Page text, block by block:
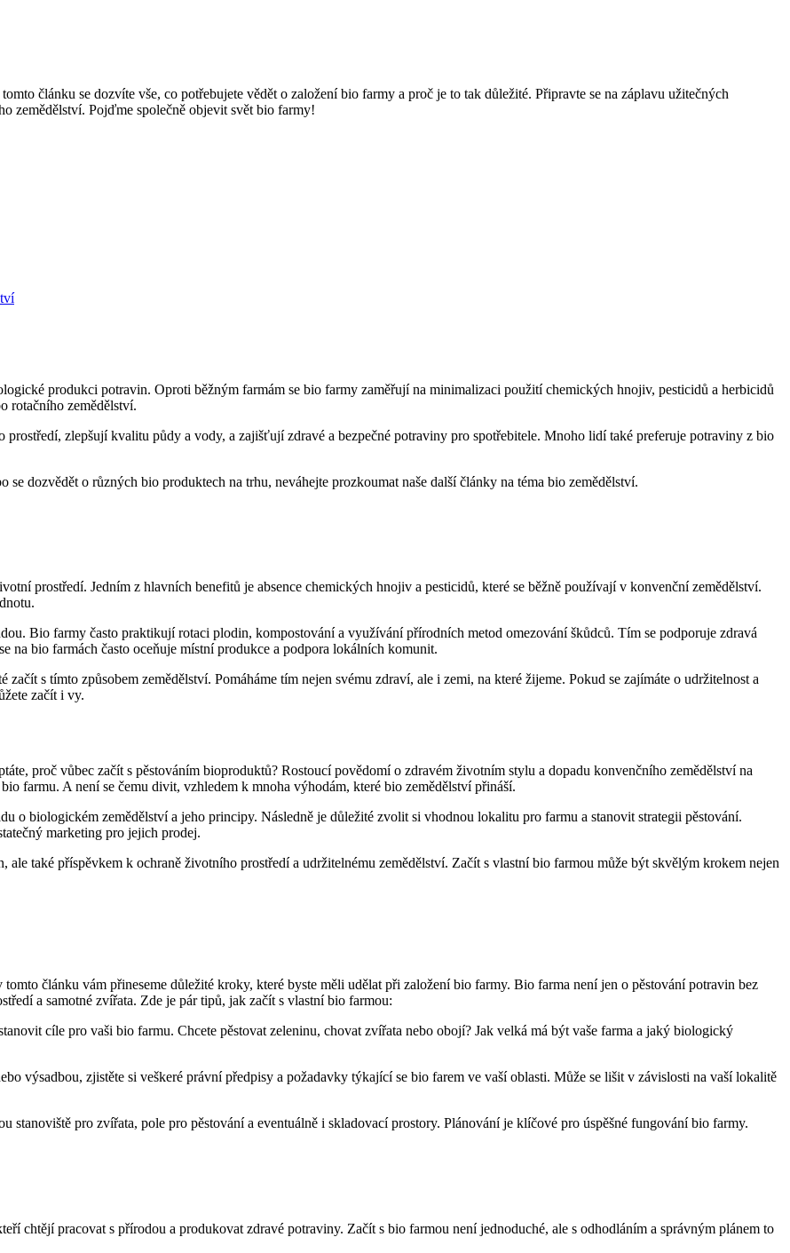
článku ⁢se dozvíte vše, co potřebujete vědět o založení bio farmy a proč ‌je to tak důležité. Připravte ⁤se na záplavu užitečných
zemědělství. Pojďme společně objevit⁢ svět bio farmy!
produkci potravin. Oproti běžným farmám se bio⁤ farmy zaměřují na minimalizaci ⁤použití chemických hnojiv, pesticidů a ⁤herbicidů
rotačního zemědělství.
zlepšují kvalitu půdy a vody, a zajišťují zdravé a bezpečné potraviny pro spotřebitele. Mnoho lidí také preferuje​ potraviny z bio
dozvědět o různých⁤ bio produktech na trhu, neváhejte prozkoumat naše další články na téma bio zemědělství.
prostředí. Jedním z hlavních benefitů je​ absence chemických hnojiv a pesticidů, které se běžně používají v‍ konvenční zemědělství.
Bio farmy často praktikují rotaci ‍plodin, kompostování a využívání přírodních metod omezování škůdců. Tím⁢ se podporuje zdravá
na bio‍ farmách často oceňuje ⁢místní produkce a podpora lokálních komunit.
s tímto způsobem zemědělství. Pomáháme tím nejen svému zdraví, ale i​ zemi, na které žijeme. Pokud se zajímáte o udržitelnost a
začít i ⁣vy.
proč vůbec začít s pěstováním bioproduktů? Rostoucí povědomí o ⁣zdravém životním stylu a dopadu ‌konvenčního zemědělství na
farmu. A není se čemu divit, vzhledem k mnoha výhodám, které bio zemědělství přináší.
o biologickém⁤ zemědělství a jeho principy. Následně je důležité ​zvolit si vhodnou ⁣lokalitu pro farmu a stanovit strategii pěstování.
marketing pro jejich prodej.
ale také příspěvkem k ochraně životního prostředí a udržitelnému zemědělství. Začít s vlastní bio farmou ​může být skvělým krokem nejen
článku vám přineseme důležité ⁢kroky, které ​byste měli⁤ udělat při založení bio farmy. Bio farma⁣ není ⁤jen o pěstování potravin bez
a samotné zvířata. Zde je pár tipů, jak začít s vlastní bio farmou:
cíle pro vaši‌ bio farmu. Chcete pěstovat zeleninu, chovat zvířata nebo obojí? Jak⁤ velká má být​ vaše farma a jaký biologický
⁣výsadbou, zjistěte si veškeré právní předpisy a požadavky⁤ týkající se bio​ farem ve vaší oblasti. Může se lišit v⁣ závislosti na vaší ​lokalitě
stanoviště pro zvířata, pole pro pěstování a eventuálně i skladovací prostory. Plánování je klíčové pro úspěšné ⁣fungování bio farmy.
chtějí pracovat s přírodou a produkovat zdravé potraviny. Začít‍ s bio farmou není ⁤jednoduché, ale s odhodláním a správným plánem to